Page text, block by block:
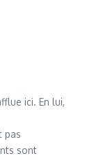
ici. En lui,
pas
sont